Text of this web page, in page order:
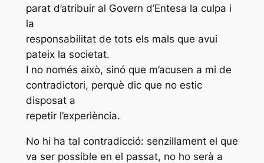
parat d’atribuir al Govern d’Entesa la culpa i
la
responsabilitat de tots els mals que avui
pateix la societat.
I no només això, sinó que m’acusen a mi de
contradictori, perquè dic que no estic
disposat a
repetir l’experiència.
No hi ha tal contradicció: senzillament el que
va ser possible en el passat, no ho serà a